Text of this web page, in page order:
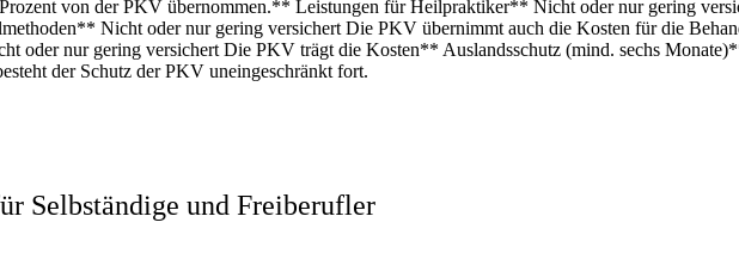
von der PKV übernommen.** Leistungen für Heilpraktiker** Nicht oder nur gering
Nicht oder nur gering versichert Die PKV übernimmt auch die Kosten für die
oder nur gering versichert Die PKV trägt die Kosten** Auslandsschutz (mind. sechs
der Schutz der PKV uneingeschränkt fort.
Selbständige und Freiberufler